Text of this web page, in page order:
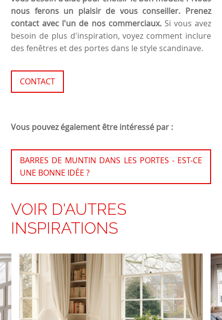
nous ferons un plaisir de vous conseiller. Prenez
contact avec l'un de nos commerciaux. Si vous avez
besoin de plus d'inspiration, voyez comment inclure
des fenêtres et des portes dans le style scandinave.
CONTACT
Vous pouvez également être intéressé par :
BARRES DE MUNTIN DANS LES PORTES - EST-CE
UNE BONNE IDÉE ?
VOIR D'AUTRES
INSPIRATIONS